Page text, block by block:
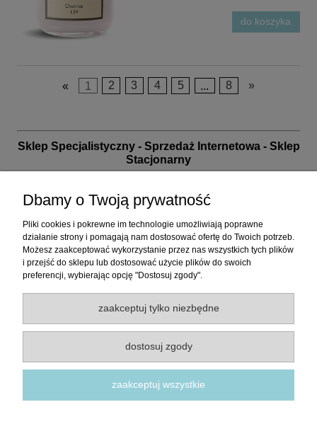
do koszyka
« 1 2 3 4 5 8 »
Sklep Specjalistyczny - Sprzedaż Internetowa - Sklep
Stacjonarny
Wilgą 15 (na granicy Krakowa)
+48 12 26 06 050 | poniedziałek - piątek od 10 do 17 |
sklep@tapety.com.pl| +48 737 333 255
zapraszamy również w inne dni i godziny po
klientów. Poświęć nam choćby chwilę - my poświęcimy
Ci cały nasz czas.
Dbamy o Twoją prywatność
Pliki cookies i pokrewne im technologie umożliwiają poprawne
działanie strony i pomagają nam dostosować ofertę do Twoich potrzeb.
Możesz zaakceptować wykorzystanie przez nas wszystkich tych plików
i przejść do sklepu lub dostosować użycie plików do swoich
preferencji, wybierając opcję "Dostosuj zgody".
zaakceptuj tylko niezbędne
dostosuj zgody
zaakceptuj wszystkie